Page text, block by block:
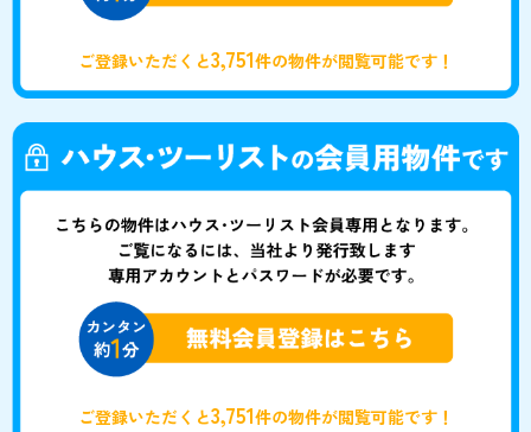
ご登録いただくと3,751件の物件が閲覧可能です！
ご登録いただくと3,751件の物件が閲覧可能です！